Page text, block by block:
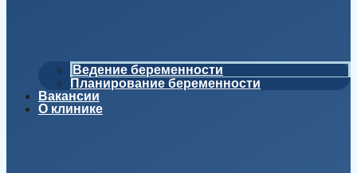
Ведение беременности
Планирование беременности
Вакансии
О клинике